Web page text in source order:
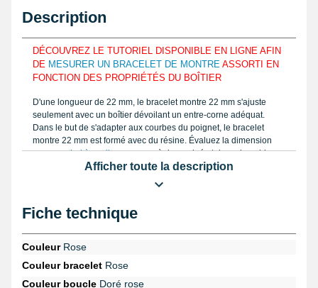
Description
DÉCOUVREZ LE TUTORIEL DISPONIBLE EN LIGNE AFIN
DE MESURER UN BRACELET DE MONTRE ASSORTI EN
FONCTION DES PROPRIÉTÉS DU BOÎTIER
D'une longueur de 22 mm, le bracelet montre 22 mm s'ajuste
seulement avec un boîtier dévoilant un entre-corne adéquat.
Dans le but de s'adapter aux courbes du poignet, le bracelet
montre 22 mm est formé avec du résine. Évaluez la dimension
avec unpied à coulisseou une règle graduée tel que le guide
consultable en ligne sur My-Montre et mesurez le bon modèle de
pompe pour montre
provenance de la rubrique
un ancien bracelet pour montre usagé. La page
Afficher toute la description
Fiche technique
CouleurRose
Couleur bracelet Rose
Couleur boucle Doré rose